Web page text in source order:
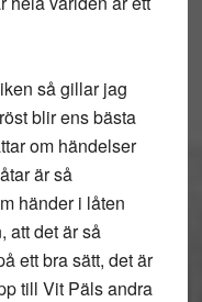
så gillar jag
blir ens bästa
om händelser
är så
händer i låten
att det är så
ett bra sätt, det är
till Vit Päls andra